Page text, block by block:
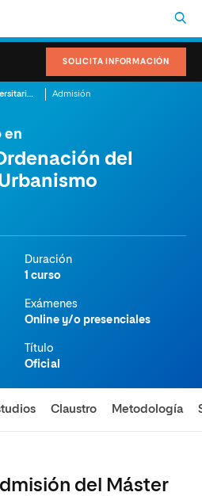
SOLICITA INFORMACIÓN
Máster Universitario en Derecho de la Ordenación del Territorio y del Urbanismo Admisión
en
del
Duración
1 curso
Exámenes
Online y/o presenciales
Título
Oficial
Claustro Metodología
del Máster